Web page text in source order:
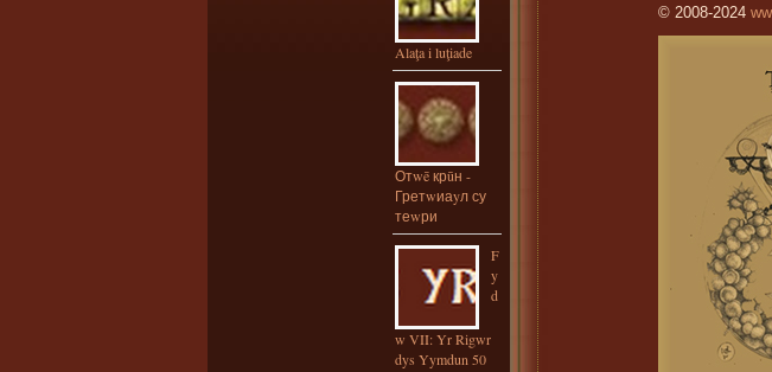
Alaţa i luţiade
Отwē крūн -
Гретwиаyл су
теwри
F
y
d
w VII: Yr Rigwr
dys Yymdun 50
© 2008-2024